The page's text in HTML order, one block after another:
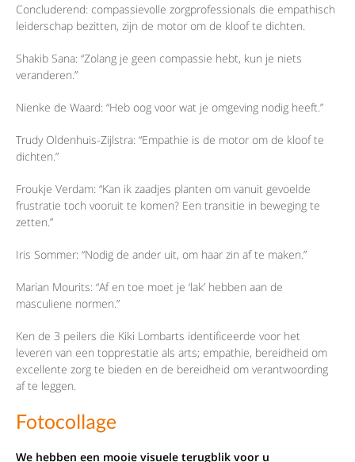
Concluderend: compassievolle zorgprofessionals die empathisch
leiderschap bezitten, zijn de motor om de kloof te dichten.
Shakib Sana: “Zolang je geen compassie hebt, kun je niets
veranderen.”
Nienke de Waard: “Heb oog voor wat je omgeving nodig heeft.”
Trudy Oldenhuis-Zijlstra: “Empathie is de motor om de kloof te
dichten.”
Froukje Verdam: “Kan ik zaadjes planten om vanuit gevoelde
frustratie toch vooruit te komen? Een transitie in beweging te
zetten.”
Iris Sommer: “Nodig de ander uit, om haar zin af te maken.”
Marian Mourits: “Af en toe moet je ‘lak’ hebben aan de
masculiene normen.”
Ken de 3 peilers die Kiki Lombarts identificeerde voor het
leveren van een topprestatie als arts; empathie, bereidheid om
excellente zorg te bieden en de bereidheid om verantwoording
af te leggen.
Fotocollage
We hebben een mooie visuele terugblik voor u